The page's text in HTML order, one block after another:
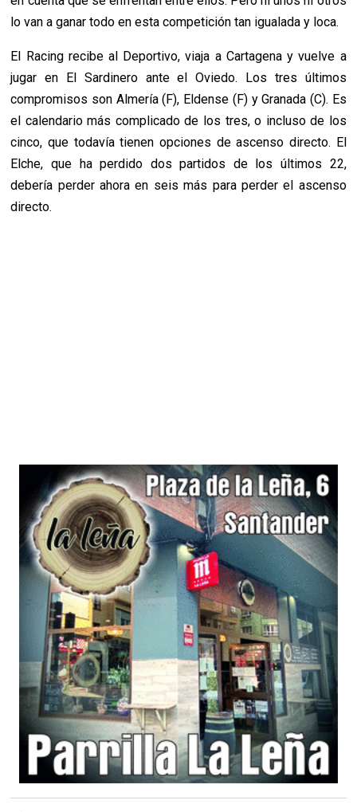
lo van a ganar todo en esta competición tan igualada y loca.
El Racing recibe al Deportivo, viaja a Cartagena y vuelve a
jugar en El Sardinero ante el Oviedo. Los tres últimos
compromisos son Almería (F), Eldense (F) y Granada (C). Es
el calendario más complicado de los tres, o incluso de los
cinco, que todavía tienen opciones de ascenso directo. El
Elche, que ha perdido dos partidos de los últimos 22,
debería perder ahora en seis más para perder el ascenso
directo.